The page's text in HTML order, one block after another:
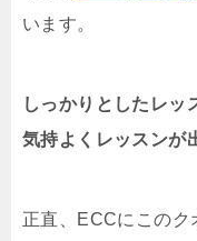
います。
しっかりとしたレッ
気持よくレッスンが
正直、ECCにこのク